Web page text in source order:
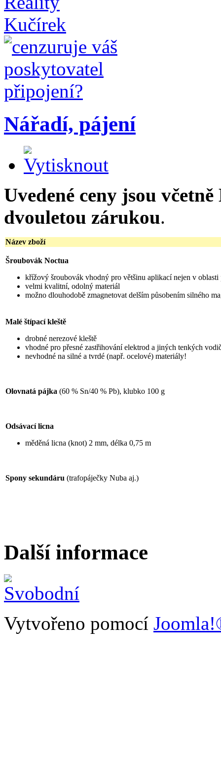
Nářadí, pájení
Uvedené ceny jsou včetně
dvouletou zárukou.
Název zboží
Šroubovák Noctua
křížový šroubovák vhodný pro většinu aplikací nejen v oblasti
velmi kvalitní, odolný materiál
možno dlouhodobě zmagnetovat delším působením silného
Malé štípací kleště
drobné nerezové kleště
vhodné pro přesné zastřihování elektrod a jiných tenkých
nevhodné na silné a tvrdé (např. ocelové) materiály!
Olovnatá pájka (60 % Sn/40 % Pb), klubko 100 g
Odsávací licna
měděná licna (knot) 2 mm, délka 0,75 m
Spony sekundáru (trafopáječky Nuba aj.)
Další informace
Vytvořeno pomocí